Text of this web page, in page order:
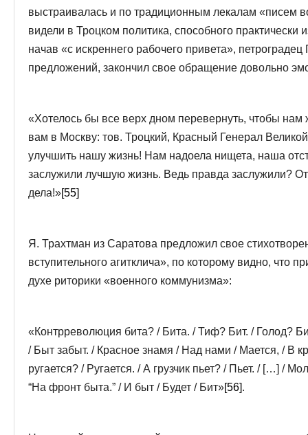
выстраивалась и по традиционным лекалам «писем
видели в Троцком политика, способного
начав «с искреннего рабочего привета»,
предложений, закончил свое обращение довольно
«Хотелось бы все верх дном перевернуть, чтобы нам
вам в Москву: тов. Троцкий, Красный Генерал
улучшить нашу жизнь! Нам надоела нищета, наша
заслужили лучшую жизнь. Ведь правда заслужили?
дела!»[55]
Я. Трахтман из Саратова предложил свое
вступительного агитклича», по которому видно, что
духе риторики «военного коммунизма»:
«Контрреволюция бита? / Бита. / Тиф? Бит. / Голод?
/ Быт забыт. / Красное знамя / Над нами / Мается, / В
ругается? / Ругается. / А грузчик пьет? / Пьет. / […] /
“На фронт быта.” / И быт / Будет / Бит»[56].